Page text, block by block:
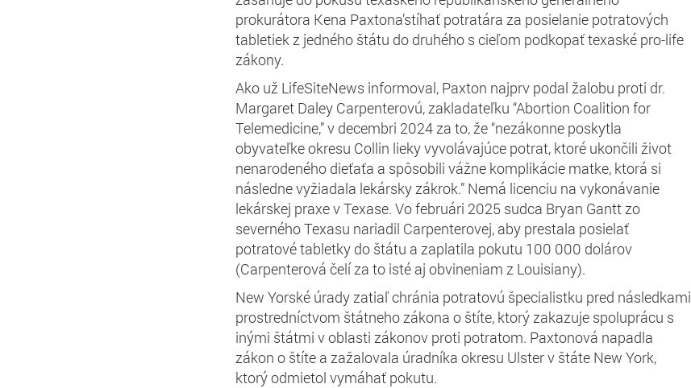
prokurátora Kena Paxtona’stíhať potratára za posielanie potratových
tabletiek z jedného štátu do druhého s cieľom podkopať texaské pro-life
zákony.
Ako už LifeSiteNews informoval, Paxton najprv podal žalobu proti dr.
Margaret Daley Carpenterovú, zakladateľku “Abortion Coalition for
Telemedicine,” v decembri 2024 za to, že “nezákonne poskytla
obyvateľke okresu Collin lieky vyvolávajúce potrat, ktoré ukončili život
nenarodeného dieťaťa a spôsobili vážne komplikácie matke, ktorá si
následne vyžiadala lekársky zákrok.” Nemá licenciu na vykonávanie
lekárskej praxe v Texase. Vo februári 2025 sudca Bryan Gantt zo
severného Texasu nariadil Carpenterovej, aby prestala posielať
potratové tabletky do štátu a zaplatila pokutu 100 000 dolárov
(Carpenterová čelí za to isté aj obvineniam z Louisiany).
New Yorské úrady zatiaľ chránia potratovú špecialistku pred následkami
prostredníctvom štátneho zákona o štíte, ktorý zakazuje spoluprácu s
inými štátmi v oblasti zákonov proti potratom. Paxtonová napadla
zákon o štíte a zažalovala úradníka okresu Ulster v štáte New York,
ktorý odmietol vymáhať pokutu.